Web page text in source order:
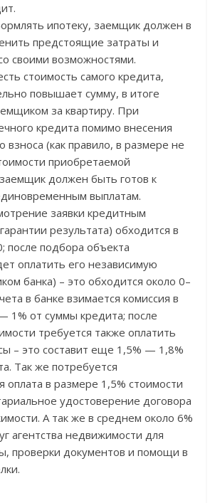
ипотеку, заемщик должен в
предстоящие затраты и
своими возможностями.
стоимость самого кредита,
повышает сумму, в итоге
за квартиру. При
кредита помимо внесения
взноса (как правило, в размере не
приобретаемой
должен быть готов к
выплатам.
заявки кредитным
результата) обходится в
после подбора объекта
оплатить его независимую
банка) – это обходится около 0–
в банке взимается комиссия в
1% от суммы кредита; после
требуется также оплатить
– это составит еще 1,5% — 1,8%
Так же потребуется
оплата в размере 1,5% стоимости
удостоверение договора
А так же в среднем около 6%
агентства недвижимости для
проверки документов и помощи в